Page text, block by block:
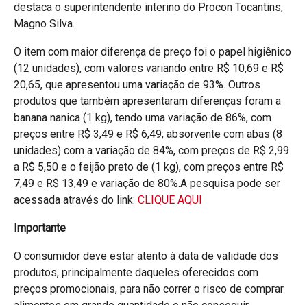
destaca o superintendente interino do Procon Tocantins,
Magno Silva.
O item com maior diferença de preço foi o papel higiênico
(12 unidades), com valores variando entre R$ 10,69 e R$
20,65, que apresentou uma variação de 93%. Outros
produtos que também apresentaram diferenças foram a
banana nanica (1 kg), tendo uma variação de 86%, com
preços entre R$ 3,49 e R$ 6,49; absorvente com abas (8
unidades) com a variação de 84%, com preços de R$ 2,99
a R$ 5,50 e o feijão preto de (1 kg), com preços entre R$
7,49 e R$ 13,49 e variação de 80%.A pesquisa pode ser
acessada através do link: CLIQUE AQUI
Importante
O consumidor deve estar atento à data de validade dos
produtos, principalmente daqueles oferecidos com
preços promocionais, para não correr o risco de comprar